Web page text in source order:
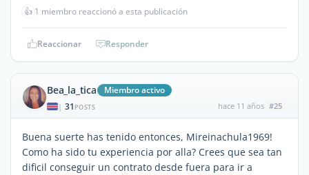
👍 1 miembro reaccionó a esta publicación
Reaccionar Responder
Bea_la_tica Miembro activo
| 31 POSTS hace 11 años #25
Buena suerte has tenido entonces, Mireinachula1969!
Como ha sido tu experiencia por alla? Crees que sea tan
dificil conseguir un contrato desde fuera para ir a